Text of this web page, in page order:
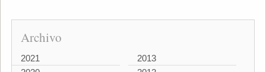
Archivo
2021
2013